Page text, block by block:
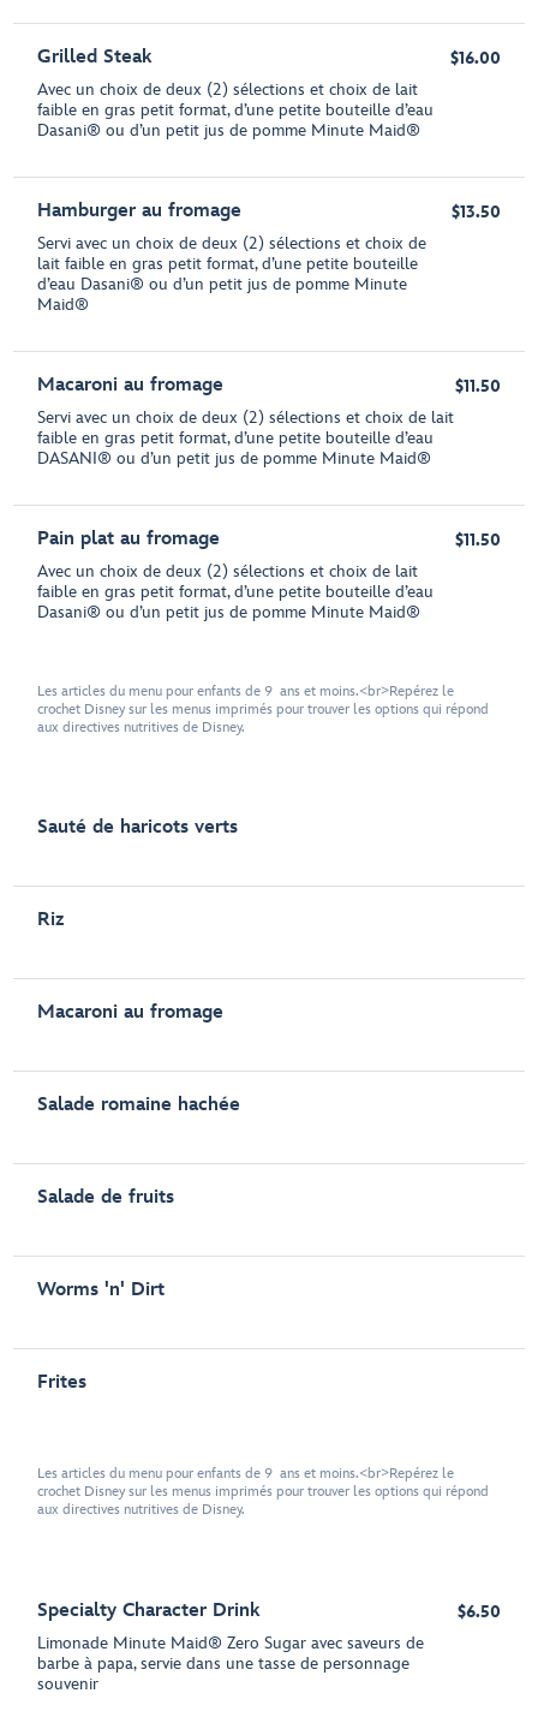
Grilled Steak
Avec un choix de deux (2) sélections et choix de lait
faible en gras petit format, d’une petite bouteille d’eau
Dasani® ou d’un petit jus de pomme Minute Maid®
$16.00
Hamburger au fromage
Servi avec un choix de deux (2) sélections et choix de
lait faible en gras petit format, d’une petite bouteille
d’eau Dasani® ou d’un petit jus de pomme Minute
Maid®
$13.50
Macaroni au fromage
Servi avec un choix de deux (2) sélections et choix de lait
faible en gras petit format, d’une petite bouteille d’eau
DASANI® ou d’un petit jus de pomme Minute Maid®
$11.50
Pain plat au fromage
Avec un choix de deux (2) sélections et choix de lait
faible en gras petit format, d’une petite bouteille d’eau
Dasani® ou d’un petit jus de pomme Minute Maid®
$11.50
Les articles du menu pour enfants de 9 ans et moins.<br>Repérez le
crochet Disney sur les menus imprimés pour trouver les options qui répond
aux directives nutritives de Disney.
Sauté de haricots verts
Riz
Macaroni au fromage
Salade romaine hachée
Salade de fruits
Worms 'n' Dirt
Frites
Les articles du menu pour enfants de 9 ans et moins.<br>Repérez le
crochet Disney sur les menus imprimés pour trouver les options qui répond
aux directives nutritives de Disney.
Specialty Character Drink
Limonade Minute Maid® Zero Sugar avec saveurs de
barbe à papa, servie dans une tasse de personnage
souvenir
$6.50